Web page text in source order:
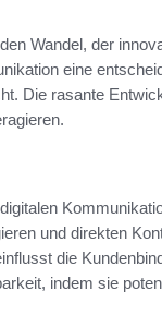
Wandel, der
eine
Die rasante
und direkten
die
indem sie